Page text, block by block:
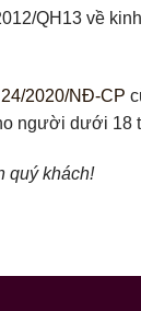
QH13 về
2020/NĐ-CP
người dưới 18
quý khách!